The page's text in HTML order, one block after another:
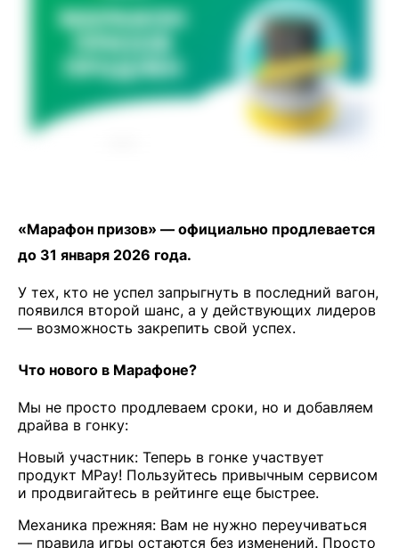
«Марафон призов» — официально продлевается
до 31 января 2026 года.
У тех, кто не успел запрыгнуть в последний вагон,
появился второй шанс, а у действующих лидеров
— возможность закрепить свой успех.
Что нового в Марафоне?
Мы не просто продлеваем сроки, но и добавляем
драйва в гонку:
Новый участник: Теперь в гонке участвует
продукт MPay! Пользуйтесь привычным сервисом
и продвигайтесь в рейтинге еще быстрее.
Механика прежняя: Вам не нужно переучиваться
— правила игры остаются без изменений. Просто